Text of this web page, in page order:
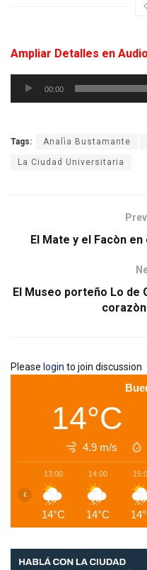
Ampliar Detalles en Audio
Reproductor
de
00:00
Tags: Analìa Bustamante
La Ciudad Universitaria
El Mate y el Facòn
El Museo porteño Lo de
Please login to join discussion
14°C
4.9 m/s
13:00
14°C
14:00
14°C
‹